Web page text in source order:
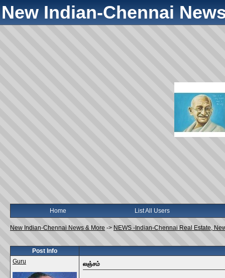
New Indian-Chennai
Home List All Users
New Indian-Chennai News & More -> NEWS -Indian-Chennai Real Estate,
Post Info
Guru
லஞ்சம்